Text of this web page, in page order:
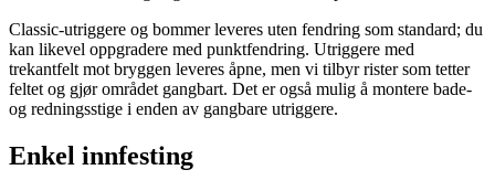
Classic‑utriggere og bommer leveres uten fendring som standard; du
kan likevel oppgradere med punktfendring. Utriggere med
trekantfelt mot bryggen leveres åpne, men vi tilbyr rister som tetter
feltet og gjør området gangbart. Det er også mulig å montere bade‑
og redningsstige i enden av gangbare utriggere.
Enkel innfesting